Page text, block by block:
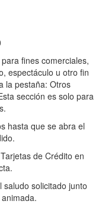
fines comerciales,
espectáculo u otro fin
la pestaña: Otros
sección es solo para
hasta que se abra el
de Crédito en
saludo solicitado junto